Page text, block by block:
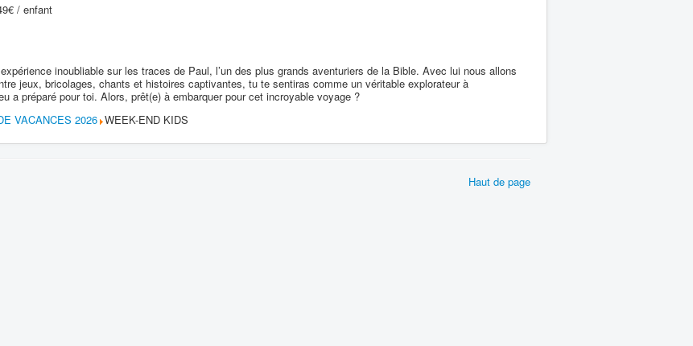
/ enfant
inoubliable sur les traces de Paul, l’un des plus grands aventuriers de la Bible. Avec lui nous allons
jeux, bricolages, chants et histoires captivantes, tu te sentiras comme un véritable explorateur à
a préparé pour toi. Alors, prêt(e) à embarquer pour cet incroyable voyage ?
VACANCES 2026 WEEK-END KIDS
Haut de page